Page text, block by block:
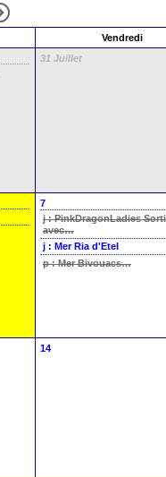
Vendredi
31 Juillet
7
j : PinkDragonLadies
avec…
j : MerRia d'Etel
p : MerBivouacs…
14